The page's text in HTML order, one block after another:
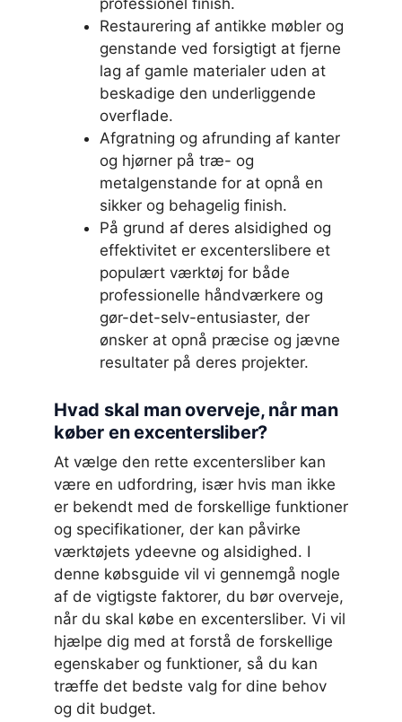
Restaurering af antikke møbler og
genstande ved forsigtigt at fjerne
lag af gamle materialer uden at
beskadige den underliggende
overflade.
Afgratning og afrunding af kanter
og hjørner på træ- og
metalgenstande for at opnå en
sikker og behagelig finish.
På grund af deres alsidighed og
effektivitet er excenterslibere et
populært værktøj for både
professionelle håndværkere og
gør-det-selv-entusiaster, der
ønsker at opnå præcise og jævne
resultater på deres projekter.
Hvad skal man overveje, når man
køber en excentersliber?
At vælge den rette excentersliber kan
være en udfordring, især hvis man ikke
er bekendt med de forskellige funktioner
og specifikationer, der kan påvirke
værktøjets ydeevne og alsidighed. I
denne købsguide vil vi gennemgå nogle
af de vigtigste faktorer, du bør overveje,
når du skal købe en excentersliber. Vi vil
hjælpe dig med at forstå de forskellige
egenskaber og funktioner, så du kan
træffe det bedste valg for dine behov
og dit budget.